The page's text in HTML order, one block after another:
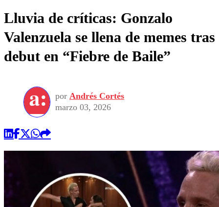
Lluvia de críticas: Gonzalo
Valenzuela se llena de memes tras
debut en “Fiebre de Baile”
por Andrés Cortés
marzo 03, 2026